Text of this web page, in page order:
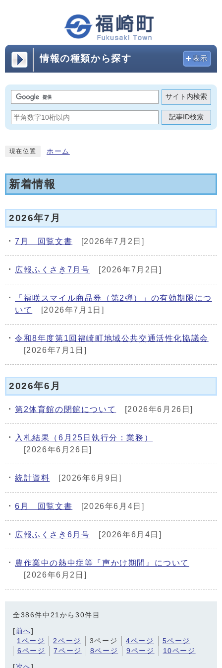
情報の種類から探す 表示
サイト内検索
記事ID検索
現在位置 ホーム
新着情報
2026年7月
7月 回覧文書 [2026年7月2日]
広報ふくさき7月号 [2026年7月2日]
「福咲スマイル商品券（第2弾）」の有効期限につ
いて
[2026年7月1日]
令和8年度第1回福崎町地域公共交通活性化協議会
[2026年7月1日]
2026年6月
第2体育館の閉館について [2026年6月26日]
入札結果（6月25日執行分：業務）
[2026年6月26日]
統計資料 [2026年6月9日]
6月 回覧文書 [2026年6月4日]
広報ふくさき6月号 [2026年6月4日]
農作業中の熱中症等『声かけ期間』について
[2026年6月2日]
全386件中21から30件目
[前へ]
1ページ
2ページ 3ページ 4ページ
5ページ
6ページ
7ページ 8ページ 9ページ 10ページ